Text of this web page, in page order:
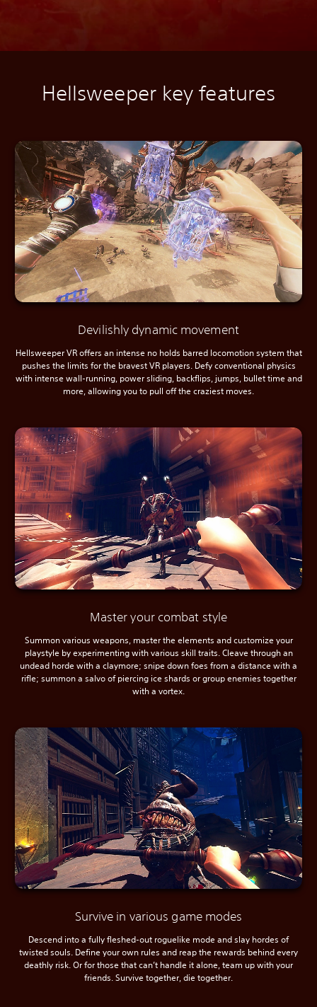
Hellsweeper key features
Devilishly dynamic movement
Hellsweeper VR offers an intense no holds barred locomotion system that
pushes the limits for the bravest VR players. Defy conventional physics
with intense wall-running, power sliding, backflips, jumps, bullet time and
more, allowing you to pull off the craziest moves.
Master your combat style
Summon various weapons, master the elements and customize your
playstyle by experimenting with various skill traits. Cleave through an
undead horde with a claymore; snipe down foes from a distance with a
rifle; summon a salvo of piercing ice shards or group enemies together
with a vortex.
Survive in various game modes
Descend into a fully fleshed-out roguelike mode and slay hordes of
twisted souls. Define your own rules and reap the rewards behind every
deathly risk. Or for those that can’t handle it alone, team up with your
friends. Survive together, die together.